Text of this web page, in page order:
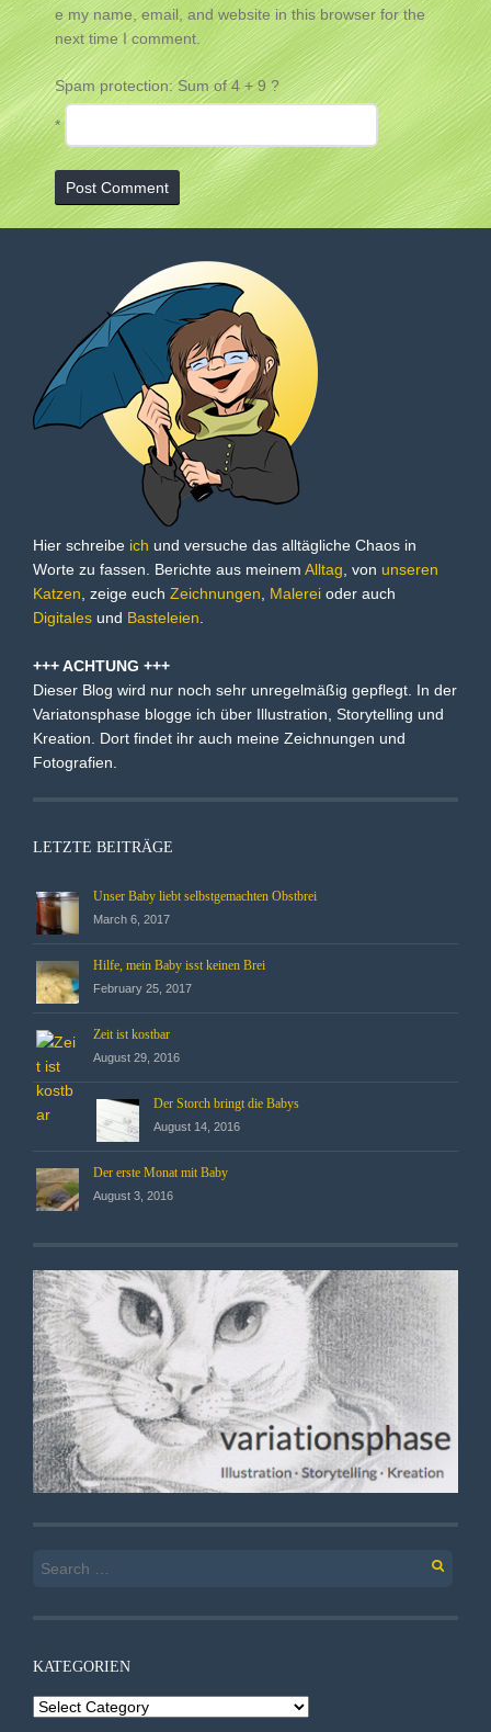
e my name, email, and website in this browser for the
next time I comment.
Spam protection: Sum of 4 + 9 ?
*
Hier schreibe ich und versuche das alltägliche Chaos in
Worte zu fassen. Berichte aus meinem Alltag , von unseren
Katzen , zeige euch Zeichnungen Malerei oder auch
Digitales und Basteleien
+++ ACHTUNG +++
Dieser Blog wird nur noch sehr unregelmäßig gepflegt. In der
Variatonsphase blogge ich über Illustration, Storytelling und
Kreation. Dort findet ihr auch meine Zeichnungen und
Fotografien.
LETZTE BEITRÄGE
Unser Baby liebt selbstgemachten Obstbrei
March 6, 2017
Hilfe, mein Baby isst keinen Brei
February 25, 2017
Zeit ist kostbar
August 29, 2016
Der Storch bringt die Babys
August 14, 2016
Der erste Monat mit Baby
August 3, 2016
Search
KATEGORIEN
Kategorien